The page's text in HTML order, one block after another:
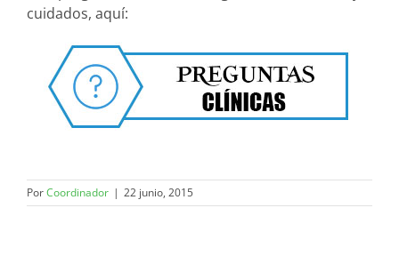
cuidados, aquí:
PorCoordinador | 22 junio, 2015